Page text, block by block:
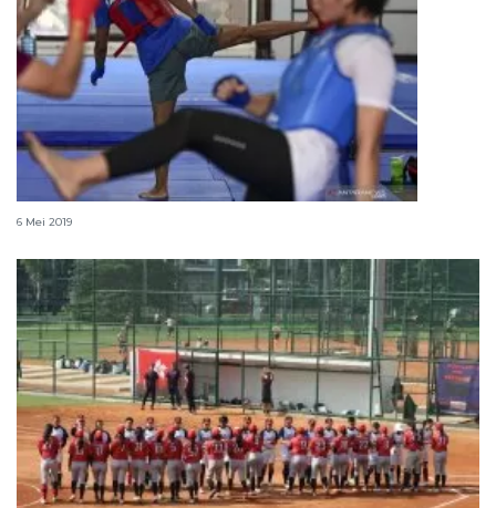
Atlet Wushu tetap latihan selama Ramadhan
6 Mei 2019